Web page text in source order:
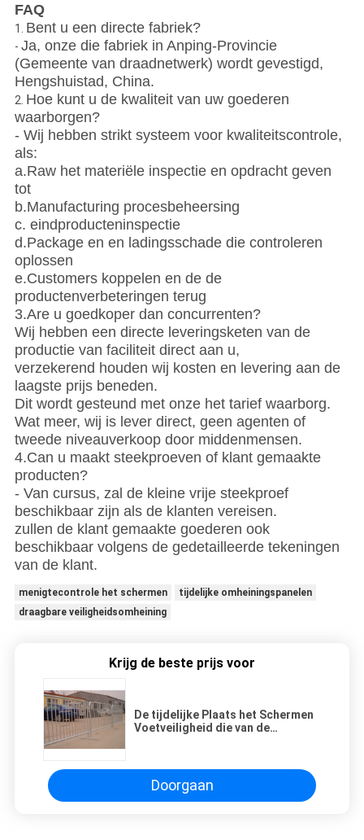
FAQ
1. Bent u een directe fabriek?
- Ja, onze die fabriek in Anping-Provincie
(Gemeente van draadnetwerk) wordt gevestigd,
Hengshuistad, China.
2. Hoe kunt u de kwaliteit van uw goederen
waarborgen?
- Wij hebben strikt systeem voor kwaliteitscontrole,
als:
a.Raw het materiële inspectie en opdracht geven
tot
b.Manufacturing procesbeheersing
c. eindproducteninspectie
d.Package en en ladingsschade die controleren
oplossen
e.Customers koppelen en de de
productenverbeteringen terug
3.Are u goedkoper dan concurrenten?
Wij hebben een directe leveringsketen van de
productie van faciliteit direct aan u,
verzekerend houden wij kosten en levering aan de
laagste prijs beneden.
Dit wordt gesteund met onze het tarief waarborg.
Wat meer, wij is lever direct, geen agenten of
tweede niveauverkoop door middenmensen.
4.Can u maakt steekproeven of klant gemaakte
producten?
- Van cursus, zal de kleine vrije steekproef
beschikbaar zijn als de klanten vereisen.
zullen de klant gemaakte goederen ook
beschikbaar volgens de gedetailleerde tekeningen
van de klant.
menigtecontrole het schermen
tijdelijke omheiningspanelen
draagbare veiligheidsomheining
Krijg de beste prijs voor
De tijdelijke Plaats het Schermen
Voetveiligheid die van de
Doorgaan